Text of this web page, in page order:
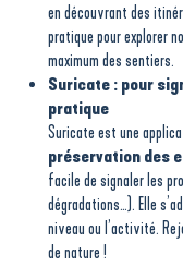
en découvrant des
pratique pour explorer
maximum des sentiers.
Suricate : pour
pratique
Suricate est une
préservation des
facile de signaler les
dégradations…). Elle
niveau ou l’activité.
de nature !